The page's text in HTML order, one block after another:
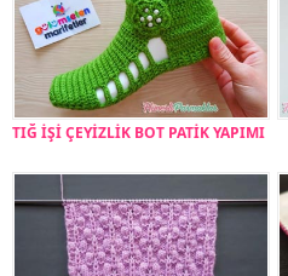
TIĞ İŞİ ÇEYİZLİK BOT PATİK YAPIMI